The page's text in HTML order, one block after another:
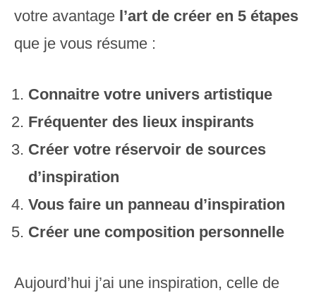
votre avantage l’art de créer en 5 étapes
que je vous résume :
Connaitre votre univers artistique
Fréquenter des lieux inspirants
Créer votre réservoir de sources
d’inspiration
Vous faire un panneau d’inspiration
Créer une composition personnelle
Aujourd’hui j’ai une inspiration, celle de